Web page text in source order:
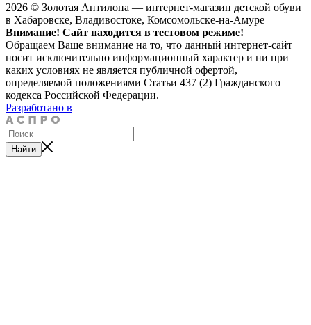
2026 © Золотая Антилопа — интернет-магазин детской обуви
в Хабаровске, Владивостоке, Комсомольске-на-Амуре
Внимание! Сайт находится в тестовом режиме!
Обращаем Ваше внимание на то, что данный интернет-сайт
носит исключительно информационный характер и ни при
каких условиях не является публичной офертой,
определяемой положениями Статьи 437 (2) Гражданского
кодекса Российской Федерации.
Разработано в
Найти